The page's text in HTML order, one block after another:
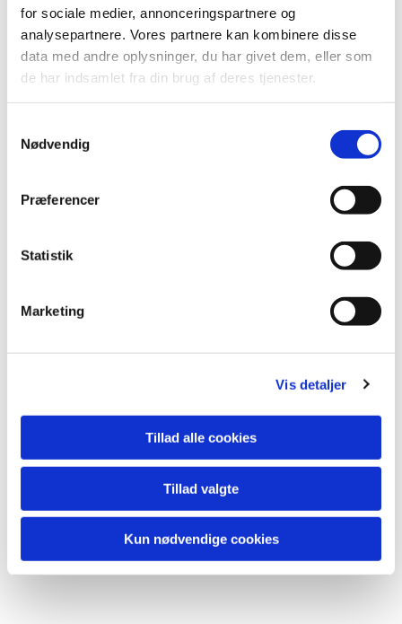
for sociale medier, annonceringspartnere og
analysepartnere. Vores partnere kan kombinere disse
data med andre oplysninger, du har givet dem, eller som
de har indsamlet fra din brug af deres tjenester.
Nødvendig
Præferencer
Statistik
Marketing
Vis detaljer
Tillad alle cookies
Tillad valgte
Kun nødvendige cookies
Referat Rostrup menighedsrådsmøde 31/05 2023
Referat Rostrup MR 31-
05-23.pdf
Du vil måske også kunne lide...